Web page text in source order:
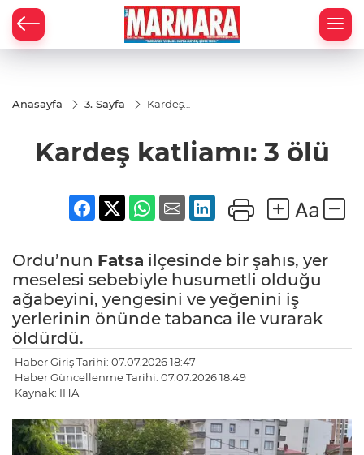
Anasayfa 3. Sayfa
Kardeş
Kardeş katliamı: 3 ölü
Ordu’nun Fatsa ilçesinde bir şahıs, yer
meselesi sebebiyle husumetli olduğu
ağabeyini, yengesini ve yeğenini iş
yerlerinin önünde tabanca ile vurarak
öldürdü.
Haber Giriş Tarihi: 07.07.2026 18:47
Haber Güncellenme Tarihi: 07.07.2026 18:49
Kaynak: İHA